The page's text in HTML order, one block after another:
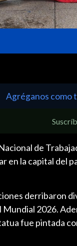
Agréganos como
de
en la capital del
derribaron
2026.
fue pintada